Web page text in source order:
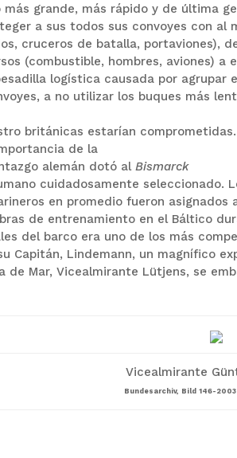
más grande, más rápido y de última
a sus todos sus convoyes con al
cruceros de batalla, portaviones),
(combustible, hombres, aviones) a
logística causada por agrupar
a no utilizar los buques más
británicas estarían comprometidas.
de la
alemán dotó alBismarck
cuidadosamente seleccionado.
en promedio fueron asignados
de entrenamiento en el Báltico
del barco era uno de los más
Capitán, Lindemann, un magnífico
de Mar, Vicealmirante Lütjens, se
Vicealmirante
Bundesarchiv, Bild 146-